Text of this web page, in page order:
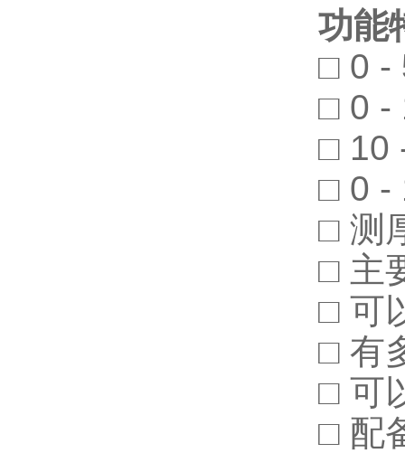
功能
□ 0 -
□ 0 -
□ 10
□ 0 -
□ 测
□ 主
□ 可
□ 有
□ 可
□ 配